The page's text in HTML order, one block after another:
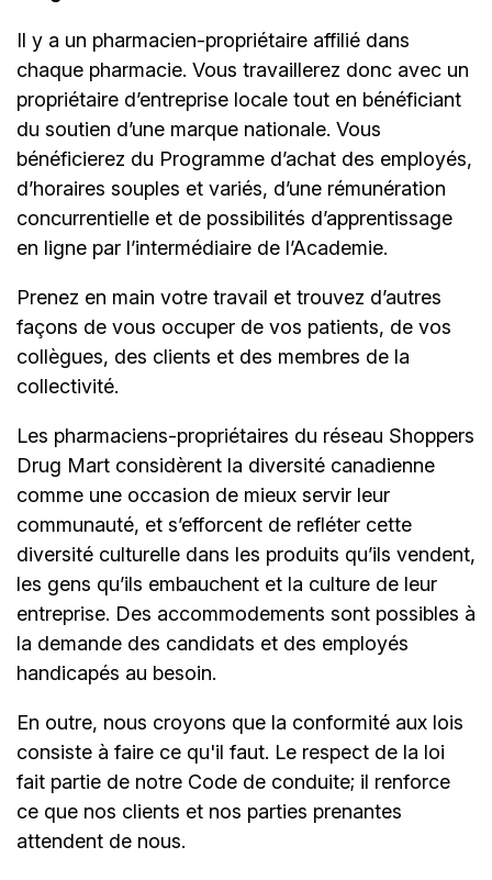
Il y a un pharmacien-propriétaire affilié dans
chaque pharmacie. Vous travaillerez donc avec un
propriétaire d’entreprise locale tout en bénéficiant
du soutien d’une marque nationale. Vous
bénéficierez du Programme d’achat des employés,
d’horaires souples et variés, d’une rémunération
concurrentielle et de possibilités d’apprentissage
en ligne par l’intermédiaire de l’Academie.
Prenez en main votre travail et trouvez d’autres
façons de vous occuper de vos patients, de vos
collègues, des clients et des membres de la
collectivité.
Les pharmaciens-propriétaires du réseau Shoppers
Drug Mart considèrent la diversité canadienne
comme une occasion de mieux servir leur
communauté, et s’efforcent de refléter cette
diversité culturelle dans les produits qu’ils vendent,
les gens qu’ils embauchent et la culture de leur
entreprise. Des accommodements sont possibles à
la demande des candidats et des employés
handicapés au besoin.
En outre, nous croyons que la conformité aux lois
consiste à faire ce qu'il faut. Le respect de la loi
fait partie de notre Code de conduite; il renforce
ce que nos clients et nos parties prenantes
attendent de nous.